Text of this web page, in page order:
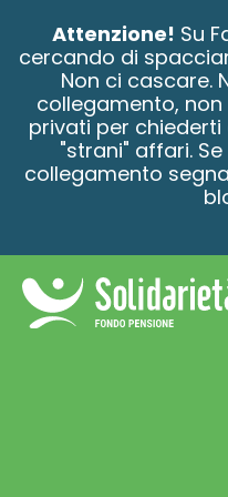
Attenzione! Su
cercando di
Non ci cascare.
collegamento,
privati per
"strani" affari.
collegamento